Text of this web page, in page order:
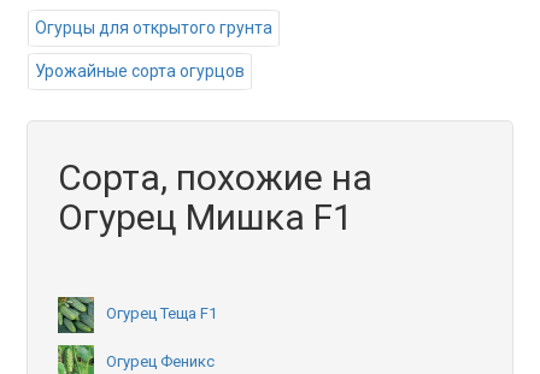
Огурцы для открытого грунта
Урожайные сорта огурцов
Сорта, похожие на
Огурец Мишка F1
Огурец Теща F1
Огурец Феникс